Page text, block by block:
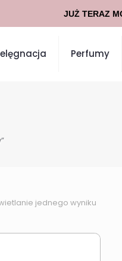
Perfumy
jednego wyniku
JUŻ TERAZ